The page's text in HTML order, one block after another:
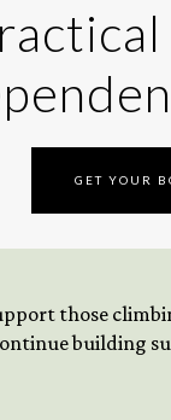
GET YOUR
those
building